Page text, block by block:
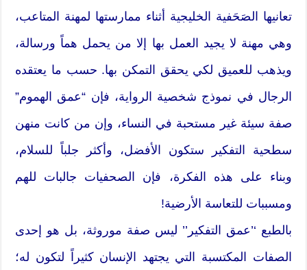
تعانيها الصَحَفية الخليجية أثناء ممارستها لمهنة المتاعب،
وهي مهنة لا يجيد العمل بها إلا من يحمل هماً ورسالة،
ويذهب للعميق لكي يحقق التمكن بها. حسب ما يعتقده
الرجال في نموذج شخصية الرواية، فإن “عمق الهموم”
صفة سيئة غير مستحبة في النساء، وإن من كانت منهن
سطحية التفكير ستكون الأفضل، وأكثر جلباً للسلام،
وبناء على هذه الفكرة، فإن الصحفيات جالبات للهم
ومسببات للتعاسة الأرضية!
بالطبع ‘’عمق التفكير’’ ليس صفة موروثة، بل هو إحدى
الصفات المكتسبة التي يجتهد الإنسان كثيراً لتكون له؛